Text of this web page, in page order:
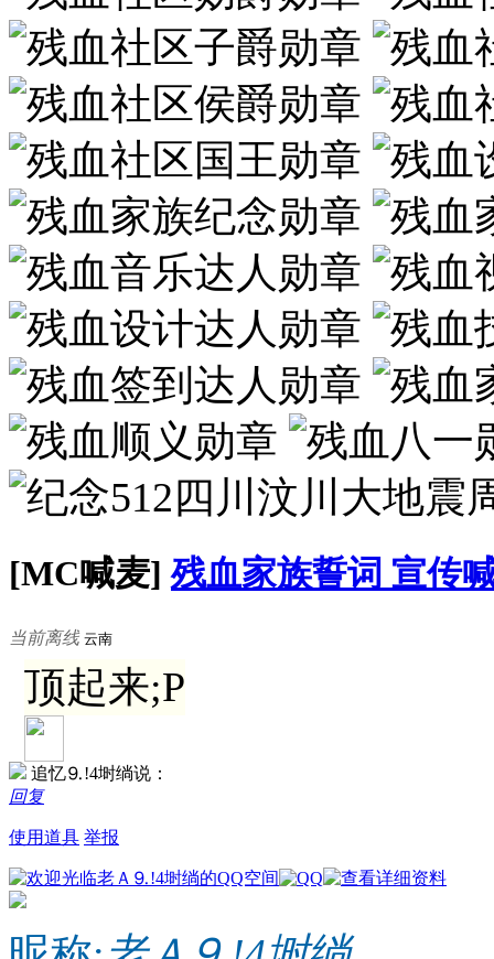
[MC喊麦]残血家族誓词 宣传
当前离线 云南
顶起来;P
追忆⒐!4埘绱说：
回复
使用道具 举报